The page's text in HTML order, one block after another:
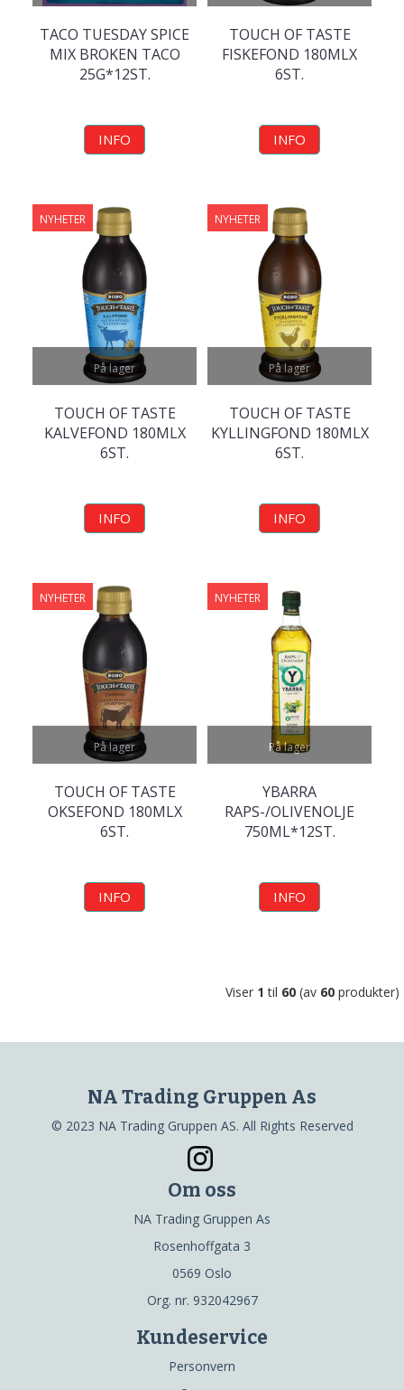
TACO TUESDAY SPICE
MIX BROKEN TACO
25G*12ST.
INFO
TOUCH OF TASTE
FISKEFOND 180MLX
6ST.
INFO
På lager
NYHETER
TOUCH OF TASTE
KALVEFOND 180MLX
6ST.
INFO
På lager
NYHETER
TOUCH OF TASTE
KYLLINGFOND 180MLX
6ST.
INFO
På lager
NYHETER
TOUCH OF TASTE
OKSEFOND 180MLX
6ST.
INFO
På lager
NYHETER
YBARRA
RAPS-/OLIVENOLJE
750ML*12ST.
INFO
Viser 1 til 60 (av 60 produkter)
NA Trading Gruppen As
© 2023 NA Trading Gruppen AS. All Rights Reserved
Om oss
NA Trading Gruppen As
Rosenhoffgata 3
0569 Oslo
Org. nr. 932042967
Kundeservice
Personvern